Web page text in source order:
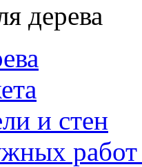
дерева
и стен